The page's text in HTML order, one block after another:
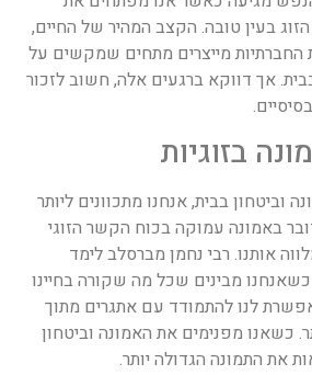
בעין טובה. הקצב המהיר של החיים,
החברתיות מייצרים מתחים שמקשים על
אך דווקא ברגעים אלה, חשוב לזכור
בזוגיות
וביטחון בבית, אנחנו מתכוונים ליותר
באמונה עמוקה בכוח הקשר הזוגי
אותנו. רבי נחמן מברסלב לימד
מבינים שכל מה שקורה בחיינו
לנו להתמודד עם אתגרים מתוך
כשאנו מפנימים את האמונה וביטחון
את התמונה הגדולה יותר.